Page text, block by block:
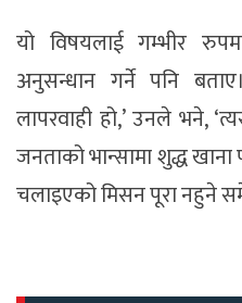
यो विषयलाई गम्भीर
अनुसन्धान गर्ने पनि
लापरवाही हो,’ उनले भने,
जनताको भान्सामा शुद्ध
चलाइएको मिसन पूरा नहुने